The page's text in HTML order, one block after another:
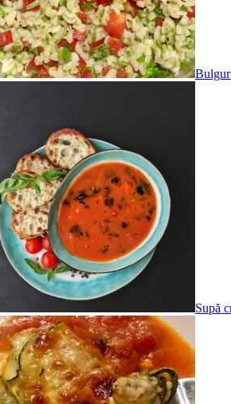
Bulgur
Supă